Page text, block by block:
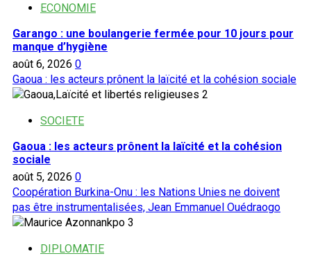
ECONOMIE
Garango : une boulangerie fermée pour 10 jours pour
manque d’hygiène
août 6, 2026 0
Gaoua : les acteurs prônent la laïcité et la cohésion sociale
2
SOCIETE
Gaoua : les acteurs prônent la laïcité et la cohésion
sociale
août 5, 2026 0
Coopération Burkina-Onu : les Nations Unies ne doivent
pas être instrumentalisées, Jean Emmanuel Ouédraogo
3
DIPLOMATIE